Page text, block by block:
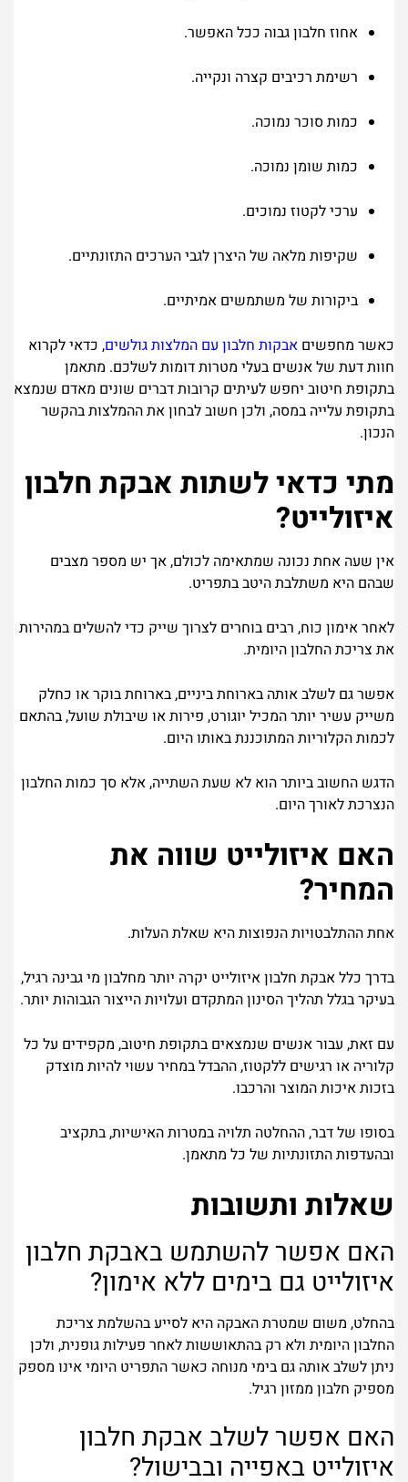
אחוז חלבון גבוה ככל האפשר.
רשימת רכיבים קצרה ונקייה.
כמות סוכר נמוכה.
כמות שומן נמוכה.
ערכי לקטוז נמוכים.
שקיפות מלאה של היצרן לגבי הערכים התזונתיים.
ביקורות של משתמשים אמיתיים.
כאשר מחפשים אבקות חלבון עם המלצות גולשים, כדאי לקרוא
חוות דעת של אנשים בעלי מטרות דומות לשלכם. מתאמן
בתקופת חיטוב יחפש לעיתים קרובות דברים שונים מאדם שנמצא
בתקופת עלייה במסה, ולכן חשוב לבחון את ההמלצות בהקשר
הנכון.
מתי כדאי לשתות אבקת חלבון
איזולייט?
אין שעה אחת נכונה שמתאימה לכולם, אך יש מספר מצבים
שבהם היא משתלבת היטב בתפריט.
לאחר אימון כוח, רבים בוחרים לצרוך שייק כדי להשלים במהירות
את צריכת החלבון היומית.
אפשר גם לשלב אותה בארוחת ביניים, בארוחת בוקר או כחלק
משייק עשיר יותר המכיל יוגורט, פירות או שיבולת שועל, בהתאם
לכמות הקלוריות המתוכננת באותו היום.
הדגש החשוב ביותר הוא לא שעת השתייה, אלא סך כמות החלבון
הנצרכת לאורך היום.
האם איזולייט שווה את
המחיר?
אחת ההתלבטויות הנפוצות היא שאלת העלות.
בדרך כלל אבקת חלבון איזולייט יקרה יותר מחלבון מי גבינה רגיל,
בעיקר בגלל תהליך הסינון המתקדם ועלויות הייצור הגבוהות יותר.
עם זאת, עבור אנשים שנמצאים בתקופת חיטוב, מקפידים על כל
קלוריה או רגישים ללקטוז, ההבדל במחיר עשוי להיות מוצדק
בזכות איכות המוצר והרכבו.
בסופו של דבר, ההחלטה תלויה במטרות האישיות, בתקציב
ובהעדפות התזונתיות של כל מתאמן.
שאלות ותשובות
האם אפשר להשתמש באבקת חלבון
איזולייט גם בימים ללא אימון?
בהחלט, משום שמטרת האבקה היא לסייע בהשלמת צריכת
החלבון היומית ולא רק בהתאוששות לאחר פעילות גופנית, ולכן
ניתן לשלב אותה גם בימי מנוחה כאשר התפריט היומי אינו מספק
מספיק חלבון ממזון רגיל.
האם אפשר לשלב אבקת חלבון
איזולייט באפייה ובבישול?